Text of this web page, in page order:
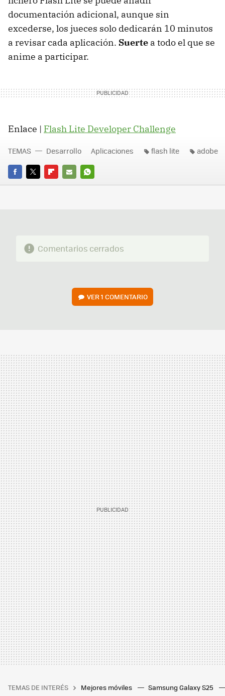
documentación adicional, aunque sin
excederse, los jueces solo dedicarán 10 minutos
a revisar cada aplicación. Suerte a todo el que se
anime a participar.
Enlace | Flash Lite Developer Challenge
FACEBOOK
TWITTERFLIPBOARD
E-
WHATSAPP
TEMAS Desarrollo Aplicaciones flash lite adobe
Comentarios cerrados
VER1 COMENTARIO
TEMAS DE INTERÉS Mejores móviles Samsung Galaxy S25